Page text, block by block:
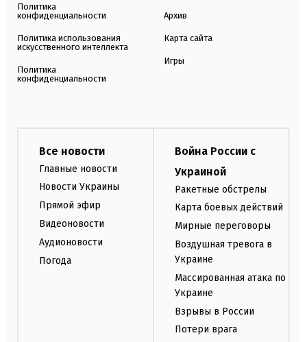
Политика
конфиденциальности
Политика использования
искусственного интеллекта
Политика
конфиденциальности
Архив
Карта сайта
Игры
Все новости
Главные новости
Новости Украины
Прямой эфир
Видеоновости
Аудионовости
Погода
Война России с
Украиной
Ракетные обстрелы
Карта боевых действий
Мирные переговоры
Воздушная тревога в
Украине
Массированная атака по
Украине
Взрывы в России
Потери врага